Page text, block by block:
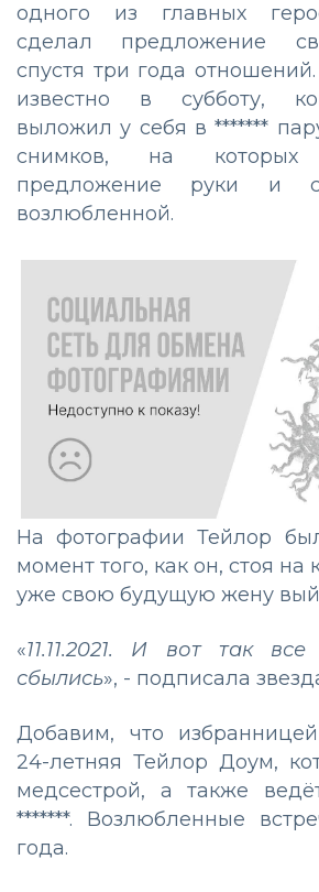
одного из главных
сделал предложение
спустя три года
известно в субботу,
выложил у себя в *******
снимков, на
предложение руки и
возлюбленной.
На фотографии Тейлор
момент того, как он, стоя на
уже свою будущую жену
«11.11.2021. И вот так
сбылись», - подписала
Добавим, что
24-летняя Тейлор Доум,
медсестрой, а также
*******. Возлюбленные
года.